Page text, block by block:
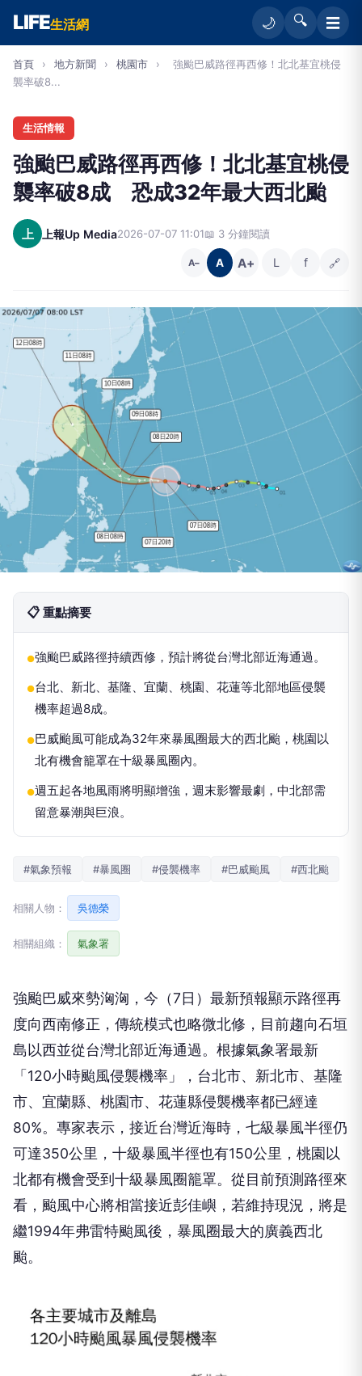
LIFE生活網 🌙 🔍 ☰
首頁 › 地方新聞 › 桃園市 ›
強颱巴威路徑再西修！北北基宜桃侵
襲率破8...
生活情報
強颱巴威路徑再西修！北北基宜桃侵
襲率破8成 恐成32年最大西北颱
上 上報Up Media2026-07-07 11:01📖 3 分鐘閱讀
A− A A+ L f 🔗
📋 重點摘要
●強颱巴威路徑持續西修，預計將從台灣北部近海通過。
●台北、新北、基隆、宜蘭、桃園、花蓮等北部地區侵襲
機率超過8成。
●巴威颱風可能成為32年來暴風圈最大的西北颱，桃園以
北有機會籠罩在十級暴風圈內。
●週五起各地風雨將明顯增強，週末影響最劇，中北部需
留意暴潮與巨浪。
#氣象預報 #暴風圈 #侵襲機率 #巴威颱風 #西北颱
相關人物： 吳德榮
相關組織： 氣象署
強颱巴威來勢洶洶，今（7日）最新預報顯示路徑再
度向西南修正，傳統模式也略微北修，目前趨向石垣
島以西並從台灣北部近海通過。根據氣象署最新
「120小時颱風侵襲機率」，台北市、新北市、基隆
市、宜蘭縣、桃園市、花蓮縣侵襲機率都已經達
80%。專家表示，接近台灣近海時，七級暴風半徑仍
可達350公里，十級暴風半徑也有150公里，桃園以
北都有機會受到十級暴風圈籠罩。從目前預測路徑來
看，颱風中心將相當接近彭佳嶼，若維持現況，將是
繼1994年弗雷特颱風後，暴風圈最大的廣義西北
颱。